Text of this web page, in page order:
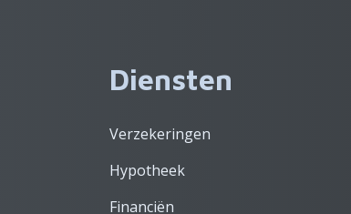
Diensten
Verzekeringen
Hypotheek
Financiën